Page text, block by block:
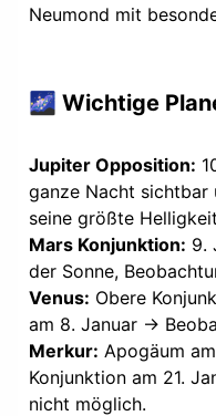
Neumond mit
🌌 Wichtige
Jupiter Opposition:
ganze Nacht sichtbar
seine größte
Mars Konjunktion: 9.
der Sonne,
Venus: Obere
am 8. Januar →
Merkur: Apogäum
Konjunktion am 21.
nicht möglich.